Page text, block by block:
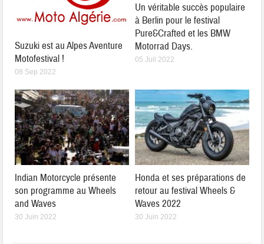
Suzuki est au Alpes Aventure
Motofestival !
08 Sep 2022
Un véritable succès populaire
à Berlin pour le festival
Pure&Crafted et les BMW
Motorrad Days.
05 Juil 2022
Indian Motorcycle présente
son programme au Wheels
and Waves
30 Juin 2022
Honda et ses préparations de
retour au festival Wheels &
Waves 2022
30 Juin 2022